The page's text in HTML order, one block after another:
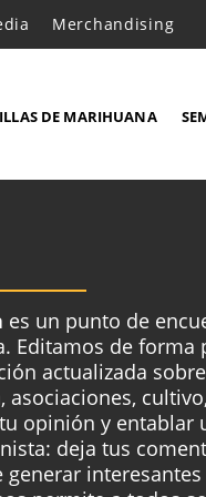
Merchandising
DE MARIHUANA
es un punto de
Editamos de
actualizada
opinión y
deja tus